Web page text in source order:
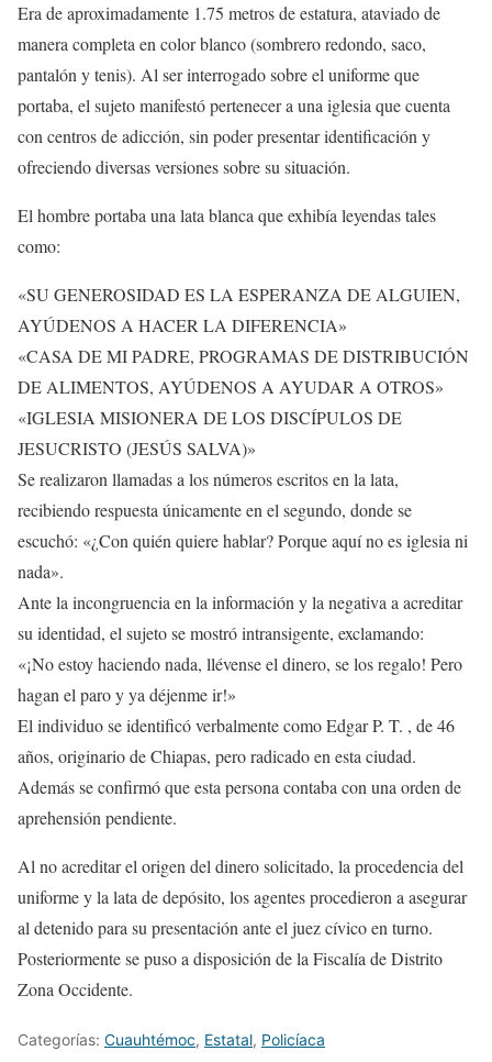
Era de aproximadamente 1.75 metros de estatura, ataviado de
manera completa en color blanco (sombrero redondo, saco,
pantalón y tenis). Al ser interrogado sobre el uniforme que
portaba, el sujeto manifestó pertenecer a una iglesia que cuenta
con centros de adicción, sin poder presentar identificación y
ofreciendo diversas versiones sobre su situación.
El hombre portaba una lata blanca que exhibía leyendas tales
como:
«SU GENEROSIDAD ES LA ESPERANZA DE ALGUIEN,
AYÚDENOS A HACER LA DIFERENCIA»
«CASA DE MI PADRE, PROGRAMAS DE DISTRIBUCIÓN
DE ALIMENTOS, AYÚDENOS A AYUDAR A OTROS»
«IGLESIA MISIONERA DE LOS DISCÍPULOS DE
JESUCRISTO (JESÚS SALVA)»
Se realizaron llamadas a los números escritos en la lata,
recibiendo respuesta únicamente en el segundo, donde se
escuchó: «¿Con quién quiere hablar? Porque aquí no es iglesia ni
nada».
Ante la incongruencia en la información y la negativa a acreditar
su identidad, el sujeto se mostró intransigente, exclamando:
«¡No estoy haciendo nada, llévense el dinero, se los regalo! Pero
hagan el paro y ya déjenme ir!»
El individuo se identificó verbalmente como Edgar P. T. , de 46
años, originario de Chiapas, pero radicado en esta ciudad.
Además se confirmó que esta persona contaba con una orden de
aprehensión pendiente.
Al no acreditar el origen del dinero solicitado, la procedencia del
uniforme y la lata de depósito, los agentes procedieron a asegurar
al detenido para su presentación ante el juez cívico en turno.
Posteriormente se puso a disposición de la Fiscalía de Distrito
Zona Occidente.
Categorías: Cuauhtémoc, Estatal, Policíaca